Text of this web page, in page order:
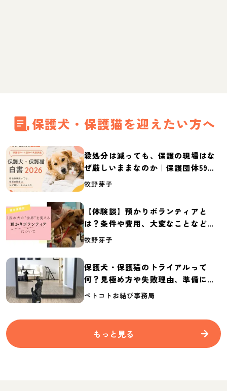
保護犬・保護猫を迎えたい方へ
殺処分は減っても、保護の現場はな
ぜ厳しいままなのか｜保護団体59団
体の実態調査【保護犬・保護猫白書
牧野芽子
【体験談】預かりボランティアと
は？条件や費用、大変なことなど紹
介
牧野芽子
保護犬・保護猫のトライアルって
何？見極め方や失敗理由、準備に必
要なものを紹介
ペトコトお結び事務局
もっと見る